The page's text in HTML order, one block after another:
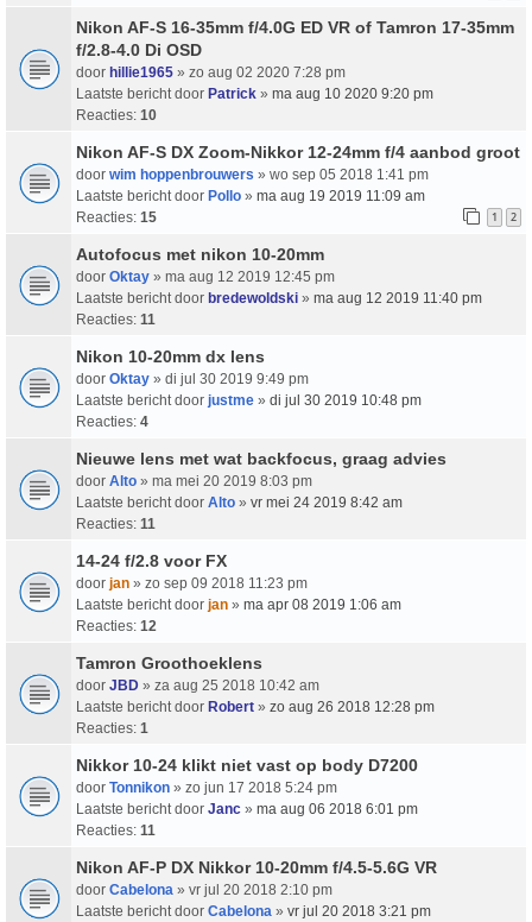
Nikon AF-S 16-35mm f/4.0G ED VR of Tamron 17-35mm
f/2.8-4.0 Di OSD
door hillie1965 » zo aug 02 2020 7:28 pm
Laatste bericht door Patrick » ma aug 10 2020 9:20 pm
Reacties: 10
Nikon AF-S DX Zoom-Nikkor 12-24mm f/4 aanbod groot
door wim hoppenbrouwers » wo sep 05 2018 1:41 pm
Laatste bericht door Pollo » ma aug 19 2019 11:09 am
Reacties: 15 1 2
Autofocus met nikon 10-20mm
door Oktay » ma aug 12 2019 12:45 pm
Laatste bericht door bredewoldski » ma aug 12 2019 11:40 pm
Reacties: 11
Nikon 10-20mm dx lens
door Oktay » di jul 30 2019 9:49 pm
Laatste bericht door justme » di jul 30 2019 10:48 pm
Reacties: 4
Nieuwe lens met wat backfocus, graag advies
door Alto » ma mei 20 2019 8:03 pm
Laatste bericht door Alto » vr mei 24 2019 8:42 am
Reacties: 11
14-24 f/2.8 voor FX
door jan » zo sep 09 2018 11:23 pm
Laatste bericht door jan » ma apr 08 2019 1:06 am
Reacties: 12
Tamron Groothoeklens
door JBD » za aug 25 2018 10:42 am
Laatste bericht door Robert » zo aug 26 2018 12:28 pm
Reacties: 1
Nikkor 10-24 klikt niet vast op body D7200
door Tonnikon » zo jun 17 2018 5:24 pm
Laatste bericht door Janc » ma aug 06 2018 6:01 pm
Reacties: 11
Nikon AF-P DX Nikkor 10-20mm f/4.5-5.6G VR
door Cabelona » vr jul 20 2018 2:10 pm
Laatste bericht door Cabelona » vr jul 20 2018 3:21 pm